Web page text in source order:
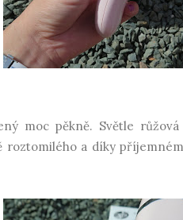
moc pěkně. Světle
roztomilého a díky